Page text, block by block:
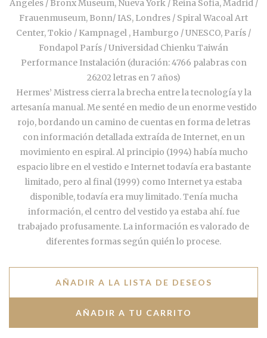
Ángeles / Bronx Museum, Nueva York / Reina Sofia, Madrid /
Frauenmuseum, Bonn/ IAS, Londres / Spiral Wacoal Art
Center, Tokio / Kampnagel , Hamburgo / UNESCO, París /
Fondapol París / Universidad Chienku Taiwán
Performance Instalación (duración: 4766 palabras con
26202 letras en 7 años)
Hermes’ Mistress cierra la brecha entre la tecnología y la
artesanía manual. Me senté en medio de un enorme vestido
rojo, bordando un camino de cuentas en forma de letras
con información detallada extraída de Internet, en un
movimiento en espiral. Al principio (1994) había mucho
espacio libre en el vestido e Internet todavía era bastante
limitado, pero al final (1999) como Internet ya estaba
disponible, todavía era muy limitado. Tenía mucha
información, el centro del vestido ya estaba ahí. fue
trabajado profusamente. La información es valorado de
diferentes formas según quién lo procese.
AÑADIR A LA LISTA DE DESEOS